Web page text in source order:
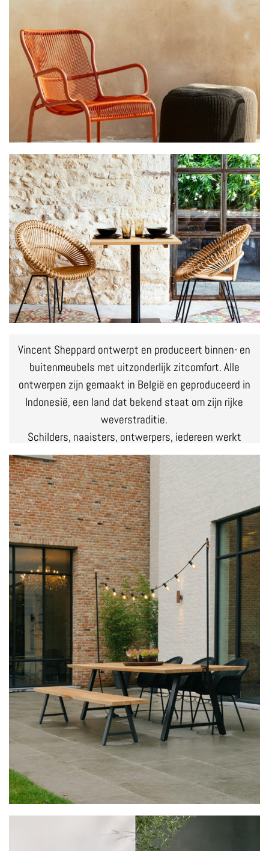
Vincent Sheppard ontwerpt en produceert binnen- en
buitenmeubels met uitzonderlijk zitcomfort. Alle
ontwerpen zijn gemaakt in België en geproduceerd in
Indonesië, een land dat bekend staat om zijn rijke
weverstraditie.
Schilders, naaisters, ontwerpers, iedereen werkt
allemaal samen met veel zorg en oog voor detail.